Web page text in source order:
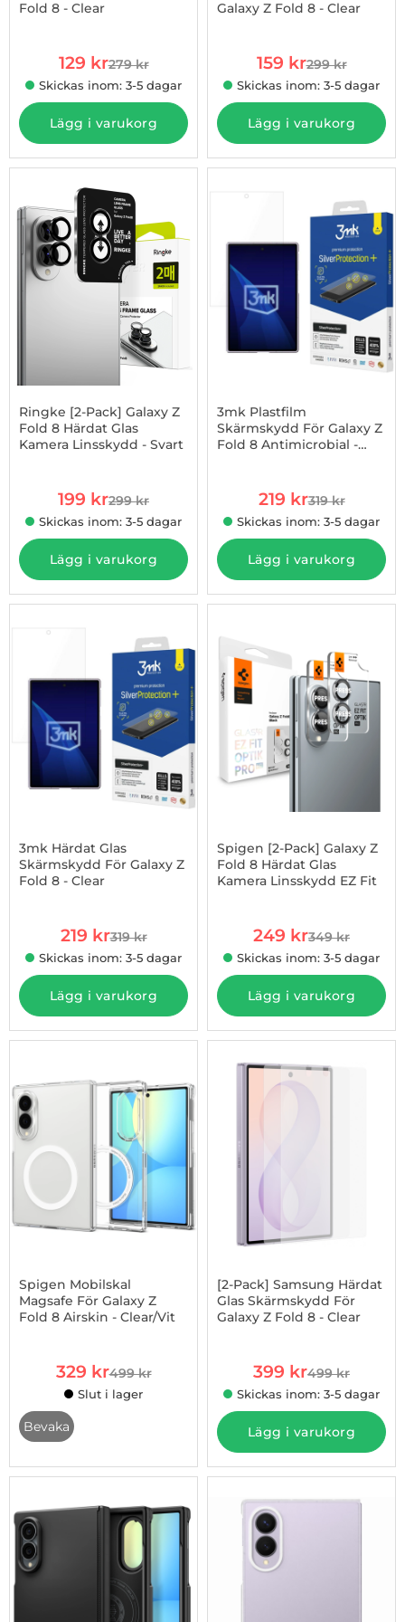
Fold 8 - Clear
rea pris
129 krtidigare pris
279 kr
Skickas inom: 3-5 dagar
Lägg i varukorg
Galaxy Z Fold 8 - Clear
rea pris
159 krtidigare pris
299 kr
Skickas inom: 3-5 dagar
Lägg i varukorg
Ringke [2-Pack] Galaxy Z
Fold 8 Härdat Glas
Kamera Linsskydd - Svart
rea pris
199 krtidigare pris
299 kr
Skickas inom: 3-5 dagar
Lägg i varukorg
3mk Plastfilm
Skärmskydd För Galaxy Z
Fold 8 Antimicrobial -
rea pris
219 krtidigare pris
319 kr
Skickas inom: 3-5 dagar
Lägg i varukorg
3mk Härdat Glas
Skärmskydd För Galaxy Z
Fold 8 - Clear
rea pris
219 krtidigare pris
319 kr
Skickas inom: 3-5 dagar
Lägg i varukorg
Spigen [2-Pack] Galaxy Z
Fold 8 Härdat Glas
Kamera Linsskydd EZ Fit
rea pris
249 krtidigare pris
349 kr
Skickas inom: 3-5 dagar
Lägg i varukorg
-34%
Spigen Mobilskal
Magsafe För Galaxy Z
Fold 8 Airskin - Clear/Vit
rea pris
329 krtidigare pris
499 kr
Slut i lager
Bevaka
, Spigen Mobilskal Magsafe För Galaxy Z Fold 8 Airskin -
[2-Pack] Samsung Härdat
Glas Skärmskydd För
Galaxy Z Fold 8 - Clear
rea pris
399 krtidigare pris
499 kr
Skickas inom: 3-5 dagar
Lägg i varukorg
-18%